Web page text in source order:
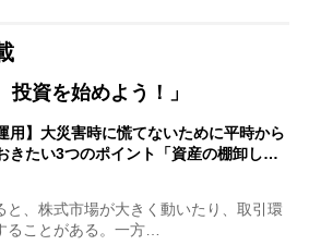
資を始めよう！」
用】大災害時に慌てないために平時から
きたい3つのポイント「資産の棚卸し…
、株式市場が大きく動いたり、取引環
ることがある。一方…